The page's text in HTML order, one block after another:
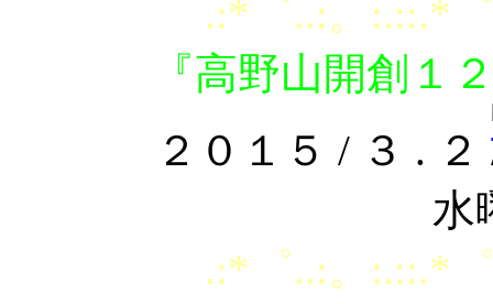
.:*゜..:。:.::.*
『高野山開創１
２０１５ / ３ .
水
.:*゜..:。:.::.*